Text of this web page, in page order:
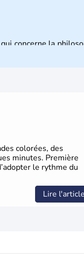
concerne la
colorées, des
minutes. Première
le rythme du
Lire l'article